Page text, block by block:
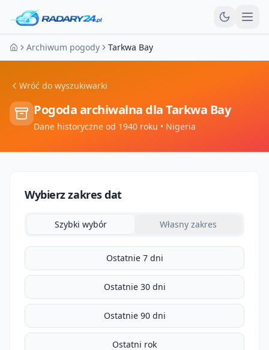
Strona główna
Archiwum pogody Tarkwa Bay
Wróć do wyszukiwarki
Pogoda archiwalna dlaTarkwa Bay
Dane historyczne od 1940 roku • Nigeria
Wybierz zakres dat
Szybki wybór Własny zakres
Ostatnie 7 dni
Ostatnie 30 dni
Ostatnie 90 dni
Ostatni rok